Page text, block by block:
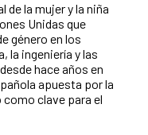
de la mujer y la niña
Unidas que
género en los
la ingeniería y las
hace años en
apuesta por la
como clave para el